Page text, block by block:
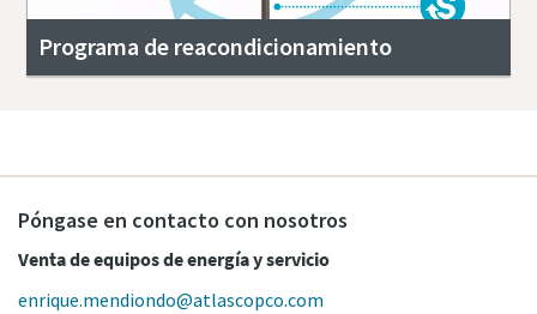
Programa de reacondicionamiento
Póngase en contacto con nosotros
Venta de equipos de energía y servicio
enrique.mendiondo@atlascopco.com